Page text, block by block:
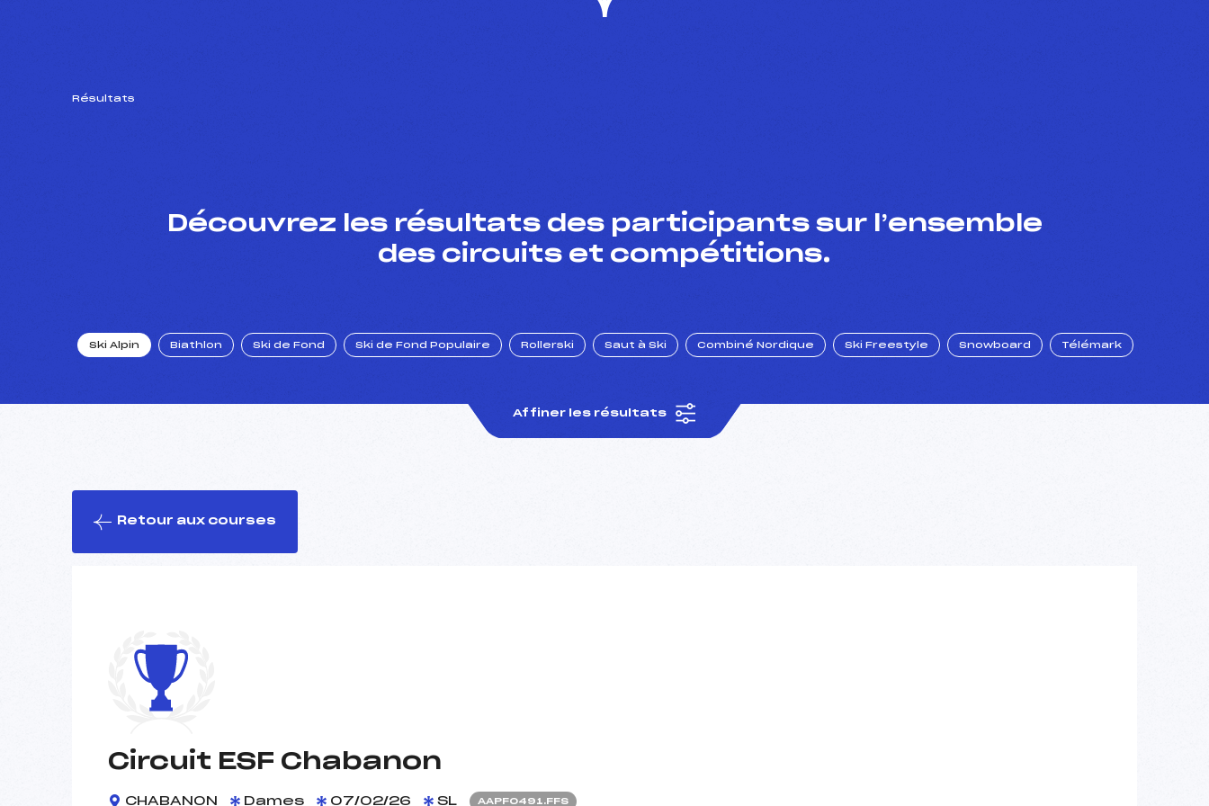
Résultats
Découvrez les résultats des participants sur l’ensemble
des circuits et compétitions.
Ski Alpin Biathlon Ski de Fond Ski de Fond Populaire Rollerski Saut à Ski Combiné Nordique Ski Freestyle Snowboard Télémark
Affiner les résultats
Retour aux courses
Circuit ESF Chabanon
CHABANON Dames 07/02/26 SL AAPF0491.FFS